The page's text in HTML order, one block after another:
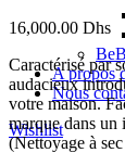
A propos
Nous
Wishlist
16,000.00 Dhs
Caractérisé par
audacieux
votre maison.
marque dans un
(Nettoyage à